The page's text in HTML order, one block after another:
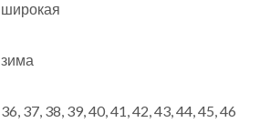
широкая
зима
36, 37, 38, 39, 40, 41, 42, 43, 44, 45, 46